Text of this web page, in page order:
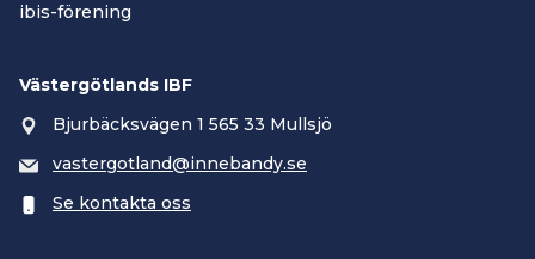
ibis-förening
Västergötlands IBF
Bjurbäcksvägen 1 565 33 Mullsjö
vastergotland@innebandy.se
Se kontakta oss